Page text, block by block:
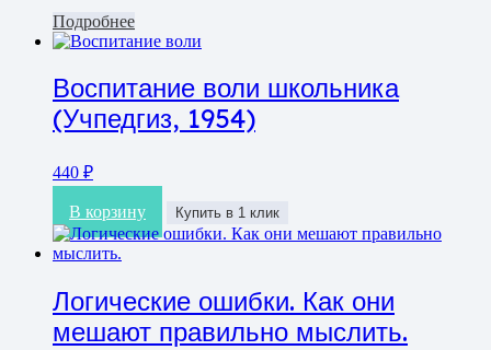
Подробнее
Воспитание воли школьника
(Учпедгиз, 1954)
440 ₽
В корзину Купить в 1 клик
Логические ошибки. Как они
мешают правильно мыслить.